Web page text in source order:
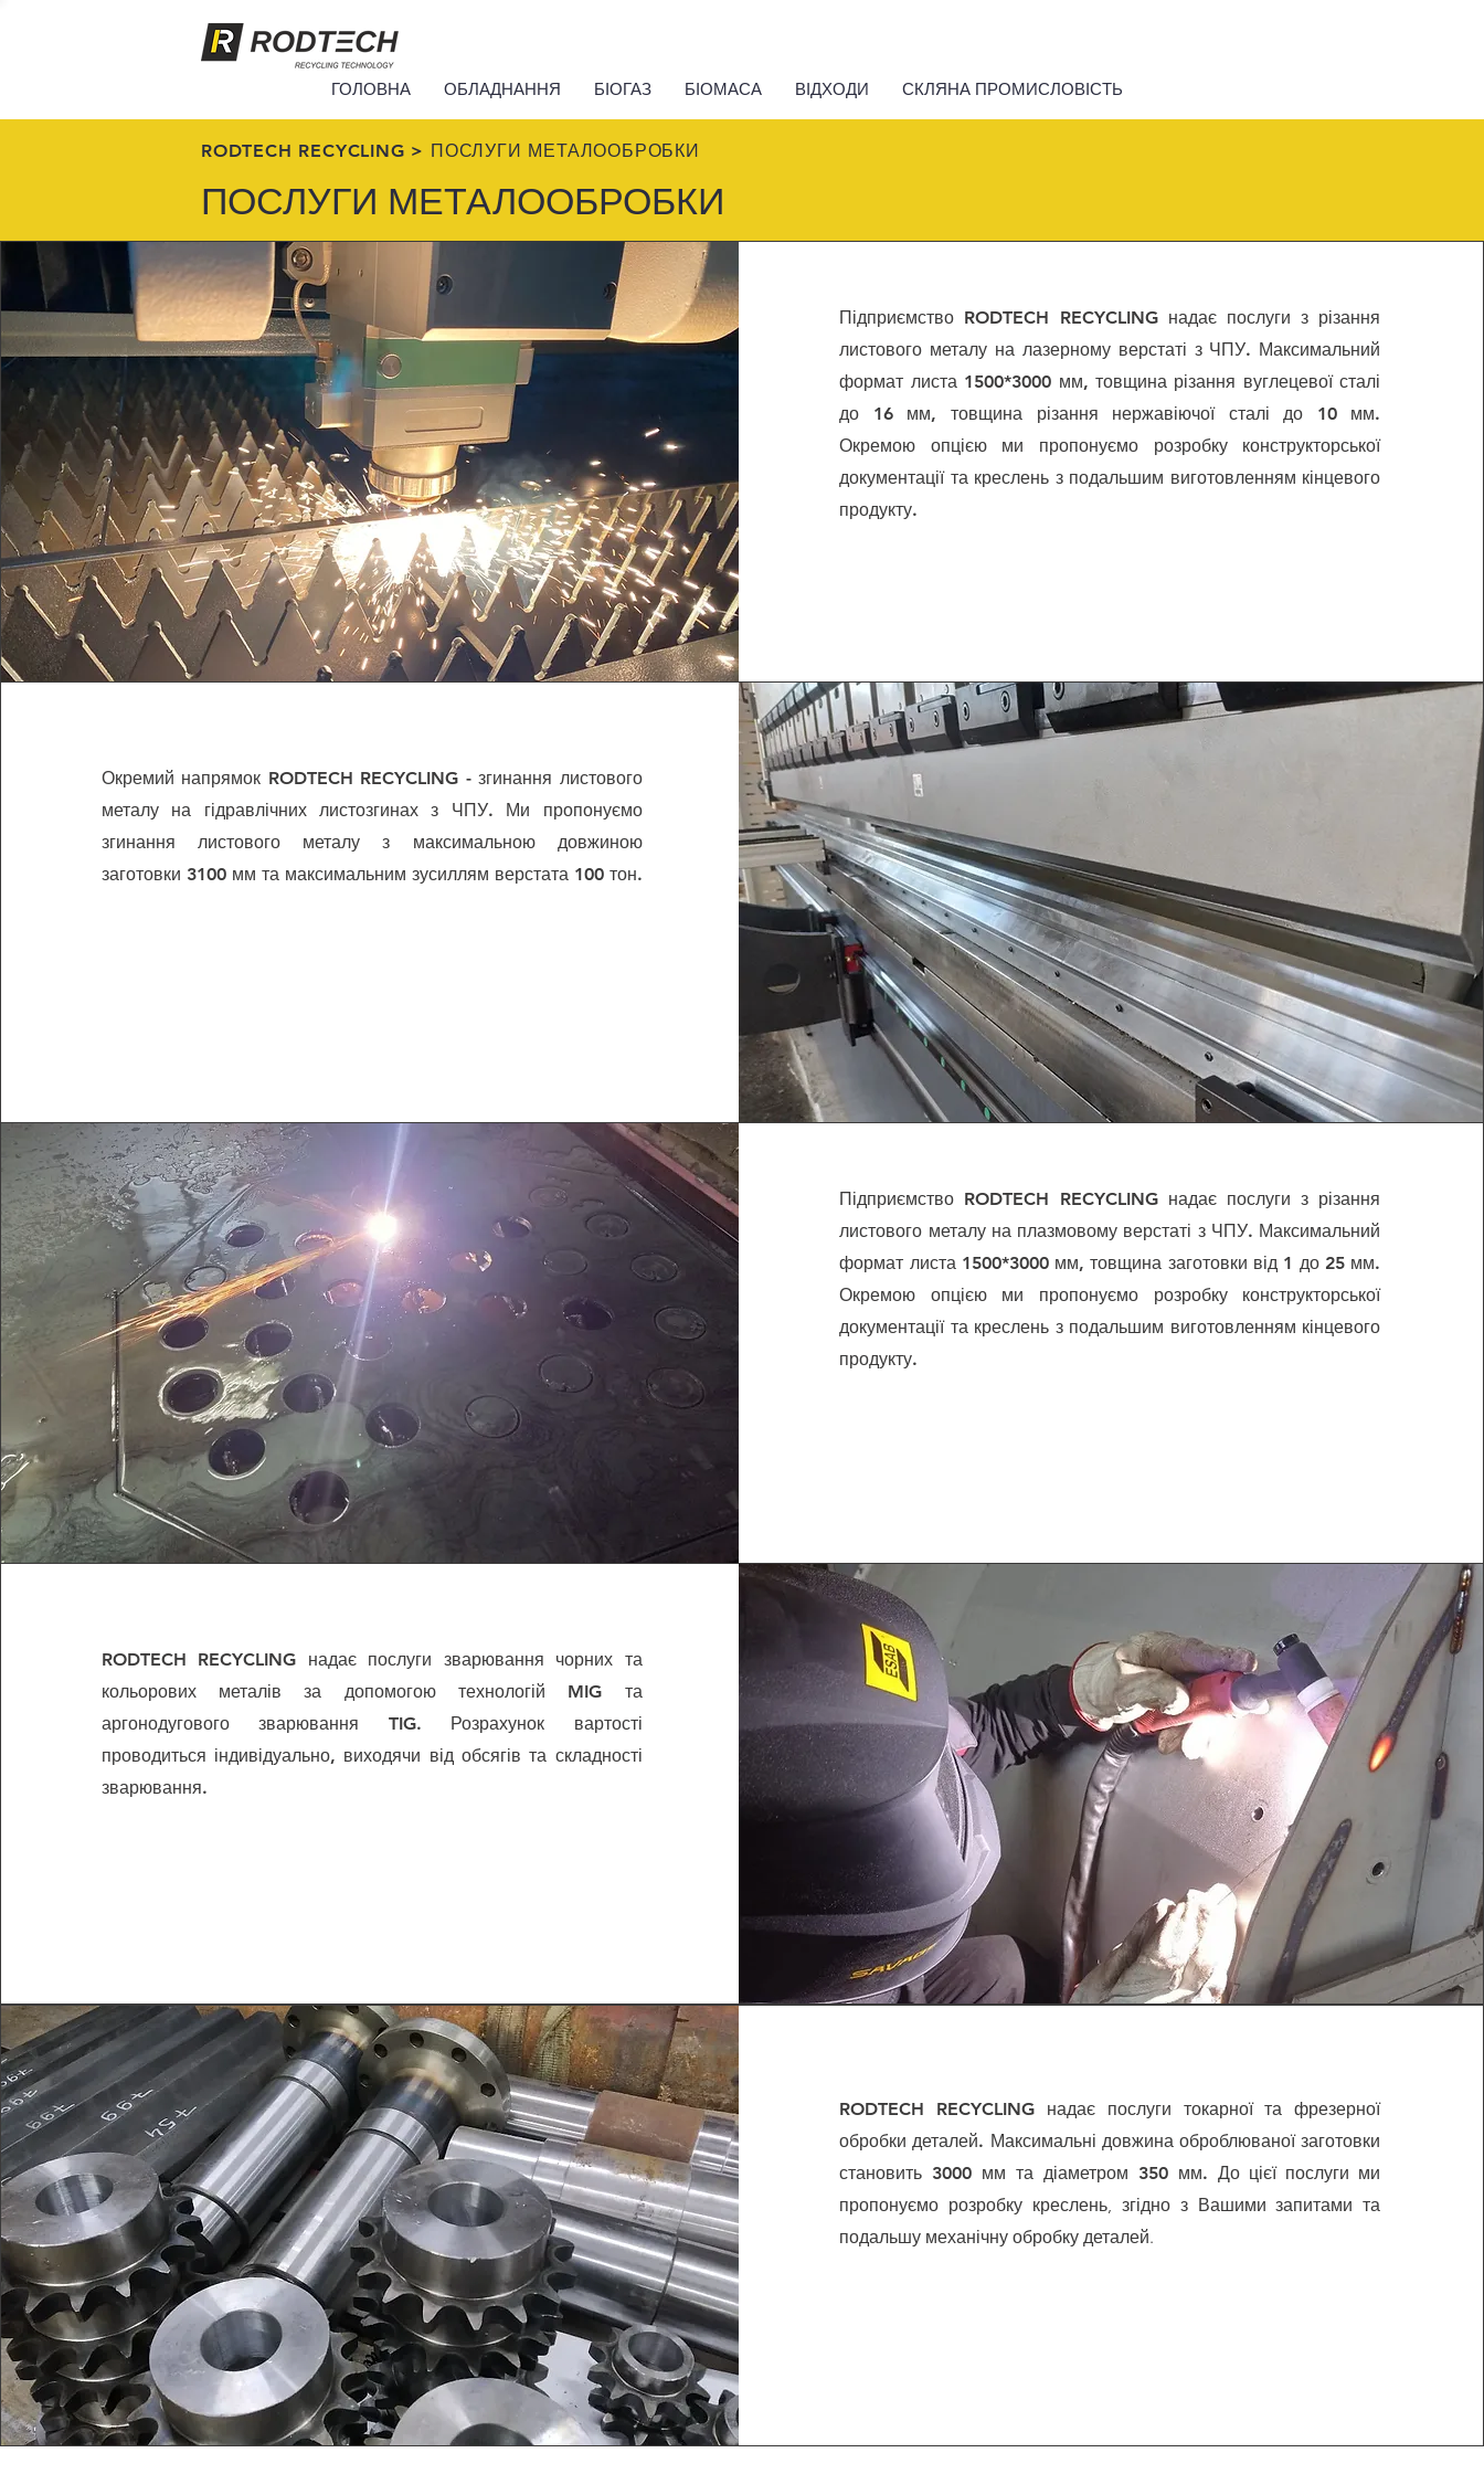
ГОЛОВНА ОБЛАДНАННЯ БІОГАЗ БІОМАСА ВІДХОДИ СКЛЯНА ПРОМИСЛОВІСТЬ
RODTECH RECYCLING > ПОСЛУГИ МЕТАЛООБРОБКИ
ПОСЛУГИ МЕТАЛООБРОБКИ
Підприємство RODTECH RECYCLING надає послуги з різання
листового металу на лазерному верстаті з ЧПУ. Максимальний
формат листа 1500*3000 мм, товщина різання вуглецевої сталі
до 16 мм, товщина різання нержавіючої сталі до 10 мм.
Окремою опцією ми пропонуємо розробку конструкторської
документації та креслень з подальшим виготовленням кінцевого
продукту.
Окремий напрямок RODTECH RECYCLING - згинання листового
металу на гідравлічних листозгинах з ЧПУ. Ми пропонуємо
згинання листового металу з максимальною довжиною
заготовки 3100 мм та максимальним зусиллям верстата 100 тон.
Підприємство RODTECH RECYCLING надає послуги з різання
листового металу на плазмовому верстаті з ЧПУ. Максимальний
формат листа 1500*3000 мм, товщина заготовки від 1 до 25 мм.
Окремою опцією ми пропонуємо розробку конструкторської
документації та креслень з подальшим виготовленням кінцевого
продукту.
RODTECH RECYCLING надає послуги зварювання чорних та
кольорових металів за допомогою технологій MIG та
аргонодугового зварювання TIG. Розрахунок вартості
проводиться індивідуально, виходячи від обсягів та складності
зварювання.
RODTECH RECYCLING надає послуги токарної та фрезерної
обробки деталей. Максимальні довжина оброблюваної заготовки
становить 3000 мм та діаметром 350 мм.До цієї послуги ми
пропонуємо розробку креслень, згідно з Вашими запитами та
подальшу механічну обробку деталей.